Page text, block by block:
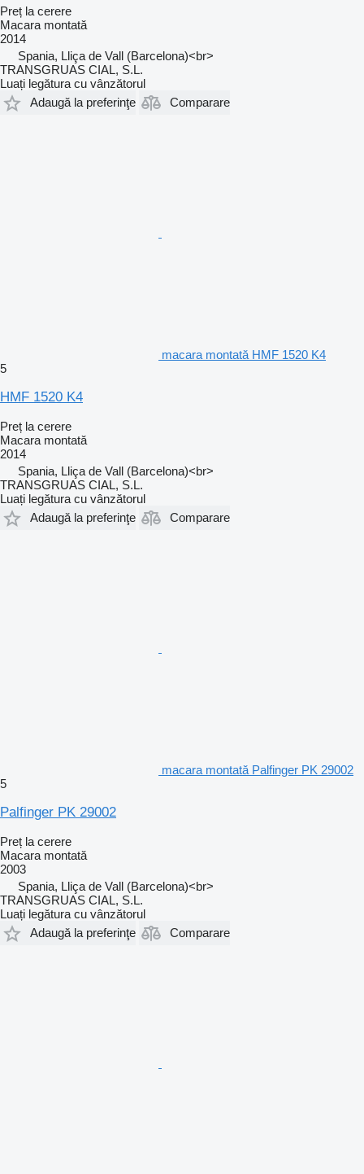
Preț la cerere
Macara montată
2014
Spania, Lliça de Vall (Barcelona)<br>
TRANSGRUAS CIAL, S.L.
Luați legătura cu vânzătorul
Adaugă la preferinţe
Comparare
macara montată HMF 1520 K4
5
HMF 1520 K4
Preț la cerere
Macara montată
2014
Spania, Lliça de Vall (Barcelona)<br>
TRANSGRUAS CIAL, S.L.
Luați legătura cu vânzătorul
Adaugă la preferinţe
Comparare
macara montată Palfinger PK 29002
5
Palfinger PK 29002
Preț la cerere
Macara montată
2003
Spania, Lliça de Vall (Barcelona)<br>
TRANSGRUAS CIAL, S.L.
Luați legătura cu vânzătorul
Adaugă la preferinţe
Comparare